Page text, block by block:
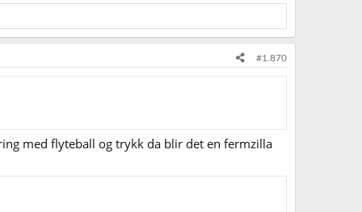
#1.870
med flyteball og trykk da blir det en fermzilla